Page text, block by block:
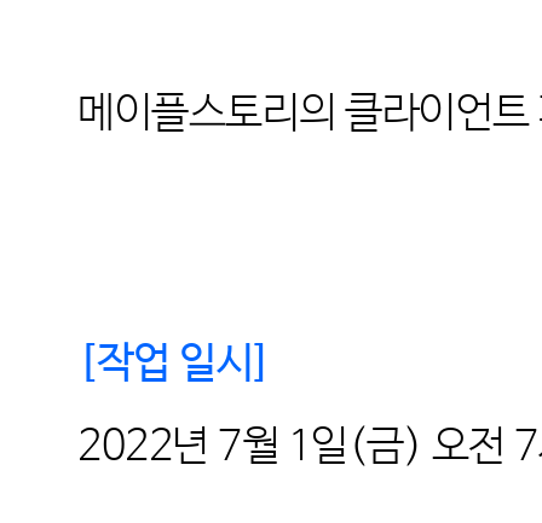
메이플스토리의 클라이언
작업 일시
2022년 7월 1 일 (금) 오전 7